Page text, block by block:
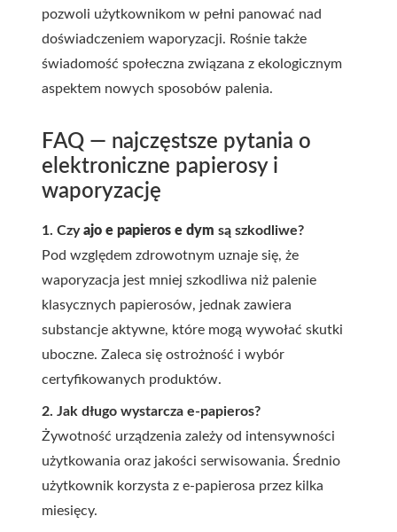
pozwoli użytkownikom w pełni panować nad
doświadczeniem waporyzacji. Rośnie także
świadomość społeczna związana z ekologicznym
aspektem nowych sposobów palenia.
FAQ — najczęstsze pytania o
elektroniczne papierosy i
waporyzację
1. Czyajo e papieros e dym są szkodliwe?
Pod względem zdrowotnym uznaje się, że
waporyzacja jest mniej szkodliwa niż palenie
klasycznych papierosów, jednak zawiera
substancje aktywne, które mogą wywołać skutki
uboczne. Zaleca się ostrożność i wybór
certyfikowanych produktów.
2. Jak długo wystarcza e-papieros?
Żywotność urządzenia zależy od intensywności
użytkowania oraz jakości serwisowania. Średnio
użytkownik korzysta z e-papierosa przez kilka
miesięcy.